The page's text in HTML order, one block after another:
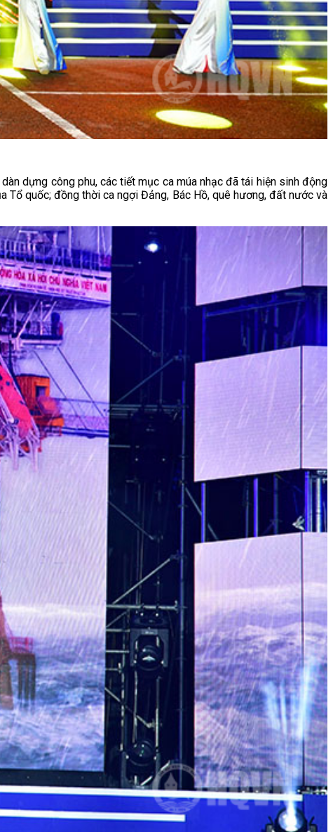
dựng công phu, các tiết mục ca múa nhạc đã tái hiện sinh động
Tổ quốc; đồng thời ca ngợi Đảng, Bác Hồ, quê hương, đất nước và